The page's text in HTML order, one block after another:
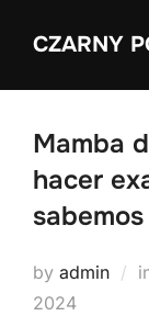
CZARNY
Mamba
hacer
by admin
2024